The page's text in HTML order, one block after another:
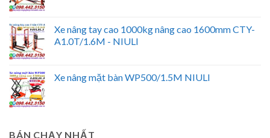
Xe nâng tay cao 1000kg nâng cao 1600mm CTY-
A1.0T/1.6M - NIULI
Xe nâng mặt bàn WP500/1.5M NIULI
BÁN CHẠY NHẤT